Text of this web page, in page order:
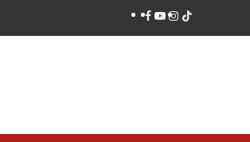
facebook
youtube
instagram
tiktok